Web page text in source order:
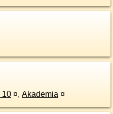
10 ¤, Akademia ¤